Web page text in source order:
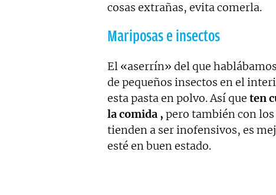
cosas extrañas, evita comerla.
Mariposas e insectos
El «aserrín» del que
de pequeños insectos en el
esta pasta en polvo. Así que ten
la comida , pero también con los
tienden a ser inofensivos, es
esté en buen estado.